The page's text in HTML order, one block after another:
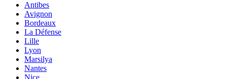
Antibes
Avignon
Bordeaux
La Défense
Lille
Lyon
Marsilya
Nantes